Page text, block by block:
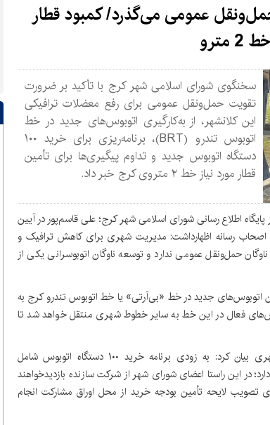
عمومی می‌گذرد/ کمبود قطار
سخنگوی شورای اسلامی شهر کرج با تأکید بر ضرورت
تقویت حمل‌ونقل عمومی برای رفع معضلات ترافیکی
این کلانشهر، از به‌کارگیری اتوبوس‌های جدید در خط
اتوبوس تندرو (BRT)، برنامه‌ریزی برای خرید ۱۰۰
دستگاه اتوبوس جدید و تداوم پیگیری‌ها برای تأمین
قطار مورد نیاز خط ۲ متروی کرج خبر داد.
پایگاه اطلاع رسانی شورای اسلامی شهر کرج؛ علی قاسم‌پور در آیین
اصحاب رسانه اظهارداشت: مدیریت شهری برای کاهش ترافیک و
حمل‌ونقل عمومی ندارد و توسعه ناوگان اتوبوسرانی یکی از
جدید در خط «بی‌آرتی» یا خط اتوبوس تندرو کرج به
فعال در این خط به سایر خطوط شهری منتقل خواهد شد تا
قاسم‌پور با اشاره به برنامه‌های آینده مدیریت شهری بیان کرد: به زودی برنامه خرید ۱۰۰ دستگاه اتوبوس شامل
دستور کار قرار دارد؛ در این راستا اعضای شورای شهر از شرکت سازنده بازدیدخواهند
تصویب لایحه تأمین بودجه خرید از محل اوراق مشارکت انجام